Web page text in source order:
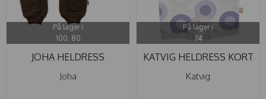
På lager i
100, 80
JOHA HELDRESS
ULLFLEECE KNAPP ...
Joha
På lager i
74
KATVIG HELDRESS KORT
ØKO ...
Katvig